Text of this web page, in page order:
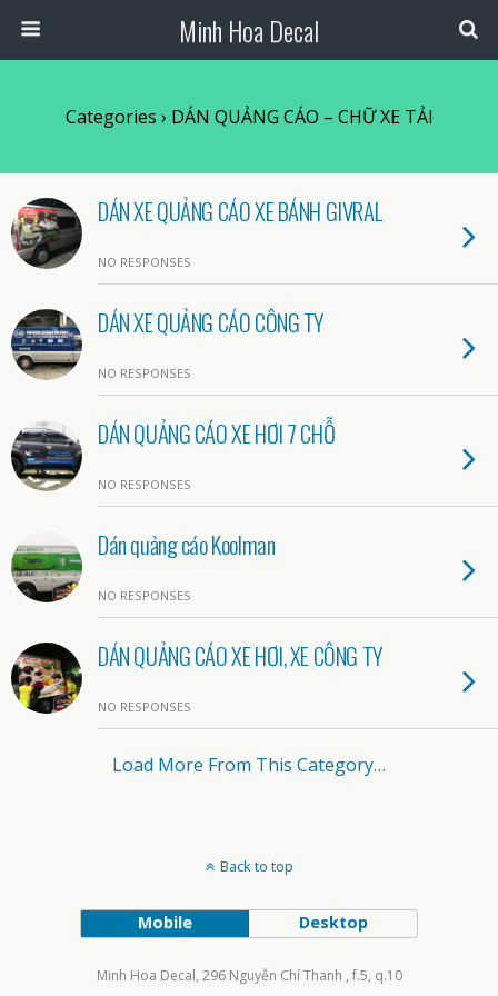
Minh Hoa Decal
Categories › DÁN QUẢNG CÁO – CHỮ XE TẢI
DÁN XE QUẢNG CÁO XE BÁNH GIVRAL
NO RESPONSES
DÁN XE QUẢNG CÁO CÔNG TY
NO RESPONSES
DÁN QUẢNG CÁO XE HƠI 7 CHỖ
NO RESPONSES
Dán quảng cáo Koolman
NO RESPONSES
DÁN QUẢNG CÁO XE HƠI, XE CÔNG TY
NO RESPONSES
Load More From This Category…
Back to top
Mobile Desktop
Minh Hoa Decal, 296 Nguyễn Chí Thanh , f.5, q.10